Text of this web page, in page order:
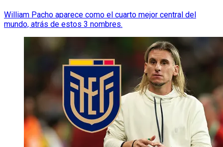
William Pacho aparece como el cuarto mejor central del
mundo, atrás de estos 3 nombres.